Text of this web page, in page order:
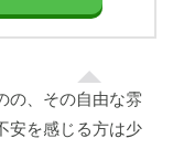
の、その自由な雰
安を感じる方は少